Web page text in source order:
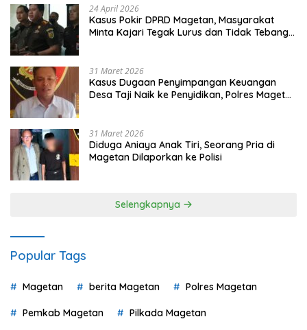
24 April 2026
Kasus Pokir DPRD Magetan, Masyarakat
Minta Kajari Tegak Lurus dan Tidak Tebang
31 Maret 2026
Kasus Dugaan Penyimpangan Keuangan
Desa Taji Naik ke Penyidikan, Polres Magetan
31 Maret 2026
Diduga Aniaya Anak Tiri, Seorang Pria di
Magetan Dilaporkan ke Polisi
Selengkapnya
Popular Tags
Magetan berita Magetan Polres Magetan
Pemkab Magetan Pilkada Magetan